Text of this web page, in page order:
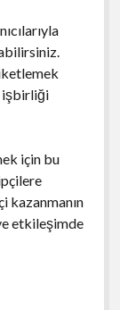
işbirliği
için bu
kazanmanın
etkileşimde